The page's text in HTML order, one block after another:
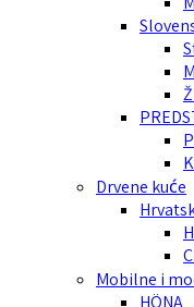
Drvene kuće
Mobilne i
HÖNA